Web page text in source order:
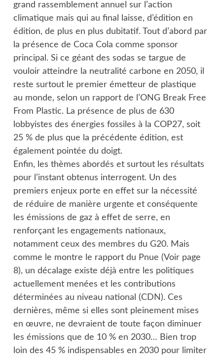
grand rassemblement annuel sur l’action
climatique mais qui au final laisse, d’édition en
édition, de plus en plus dubitatif. Tout d’abord par
la présence de Coca Cola comme sponsor
principal. Si ce géant des sodas se targue de
vouloir atteindre la neutralité carbone en 2050, il
reste surtout le premier émetteur de plastique
au monde, selon un rapport de l’ONG Break Free
From Plastic. La présence de plus de 630
lobbyistes des énergies fossiles à la COP27, soit
25 % de plus que la précédente édition, est
également pointée du doigt.
Enfin, les thèmes abordés et surtout les résultats
pour l’instant obtenus interrogent. Un des
premiers enjeux porte en effet sur la nécessité
de réduire de manière urgente et conséquente
les émissions de gaz à effet de serre, en
renforçant les engagements nationaux,
notamment ceux des membres du G20. Mais
comme le montre le rapport du Pnue (Voir page
8), un décalage existe déjà entre les politiques
actuellement menées et les contributions
déterminées au niveau national (CDN). Ces
dernières, même si elles sont pleinement mises
en œuvre, ne devraient de toute façon diminuer
les émissions que de 10 % en 2030… Bien trop
loin des 45 % indispensables en 2030 pour limiter